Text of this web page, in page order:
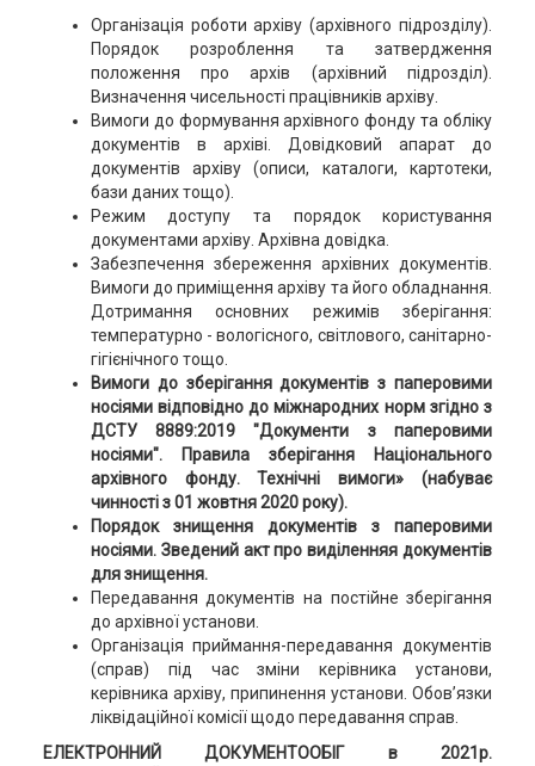
Організація роботи архіву (архівного підрозділу).
Порядок розроблення та затвердження
положення про архів (архівний підрозділ).
Визначення чисельності працівників архіву.
Вимоги до формування архівного фонду та обліку
документів в архіві. Довідковий апарат до
документів архіву (описи, каталоги, картотеки,
бази даних тощо).
Режим доступу та порядок користування
документами архіву. Архівна довідка.
Забезпечення збереження архівних документів.
Вимоги до приміщення архіву та його обладнання.
Дотримання основних режимів зберігання:
температурно - вологісного, світлового, санітарно-
гігієнічного тощо.
Вимоги до зберігання документів з паперовими
носіями відповідно до міжнародних норм згідно з
ДСТУ 8889:2019 "Документи з паперовими
носіями". Правила зберігання Національного
архівного фонду. Технічні вимоги» (набуває
чинності з 01 жовтня 2020 року).
Порядок знищення документів з паперовими
носіями. Зведений акт про виділенняя документів
для знищення.
Передавання документів на постійне зберігання
до архівної установи.
Організація приймання-передавання документів
(справ) під час зміни керівника установи,
керівника архіву, припинення установи. Обов’язки
ліквідаційної комісії щодо передавання справ.
ЕЛЕКТРОННИЙ ДОКУМЕНТООБІГ в 2021р.